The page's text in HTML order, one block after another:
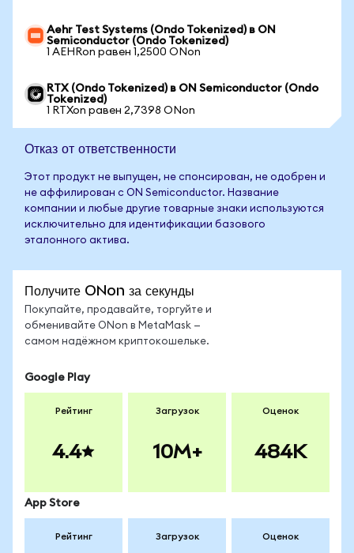
Aehr Test Systems (Ondo Tokenized) в ON
Semiconductor (Ondo Tokenized)
1 AEHRon равен 1,2500 ONon
RTX (Ondo Tokenized) в ON Semiconductor (Ondo
Tokenized)
1 RTXon равен 2,7398 ONon
Отказ от ответственности
Этот продукт не выпущен, не спонсирован, не одобрен и
не аффилирован с ON Semiconductor. Название
компании и любые другие товарные знаки используются
исключительно для идентификации базового
эталонного актива.
Получите ONon за секунды
Покупайте, продавайте, торгуйте и
обменивайте ONon в MetaMask —
самом надёжном криптокошельке.
Google Play
Рейтинг
4.4
Загрузок
10M+
Оценок
484K
App Store
Рейтинг Загрузок Оценок